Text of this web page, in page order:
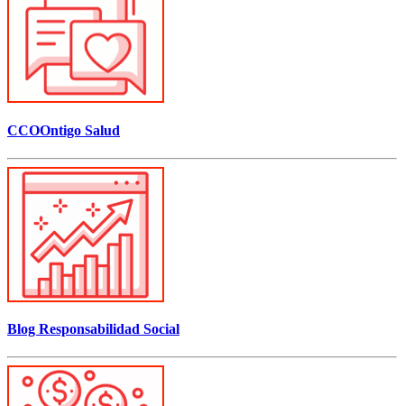
CCOOntigo Salud
Blog Responsabilidad Social